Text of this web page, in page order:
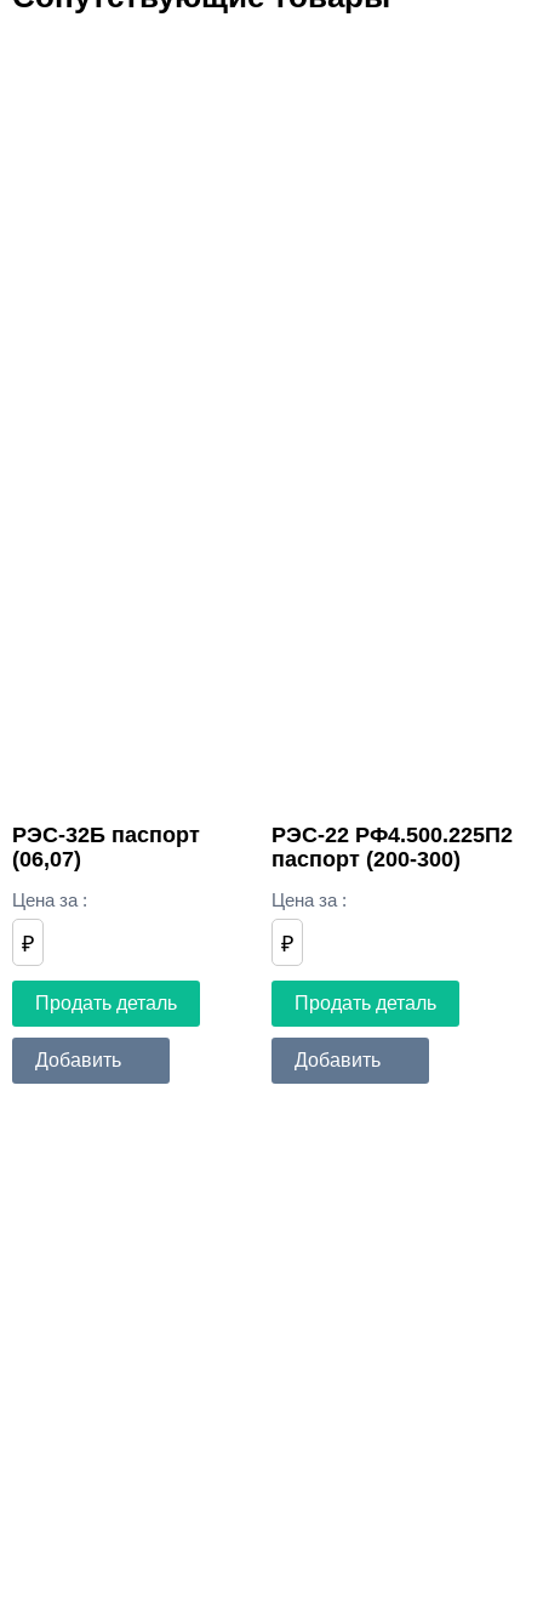
РЭС-32Б паспорт
(06,07)
Цена за :
₽
Продать деталь
Добавить
РЭС-22 РФ4.500.225П2
паспорт (200-300)
Цена за :
₽
Продать деталь
Добавить